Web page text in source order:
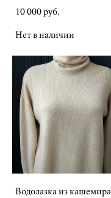
10 000 pуб.
Нет в наличии
Водолазка из кашемира